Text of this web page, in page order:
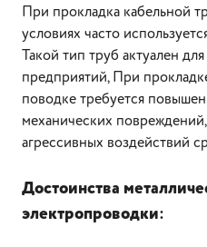
При прокладка кабельной
условиях часто
Такой тип труб актуален
предприятий, При
поводке требуется
механических
агрессивных воздействий
Достоинства
электропроводки: